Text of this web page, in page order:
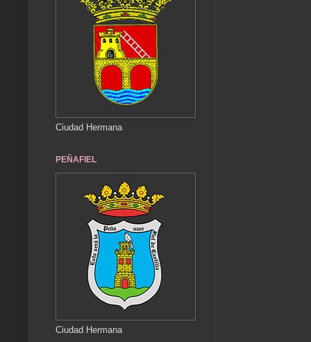
Ciudad Hermana
PEÑAFIEL
Ciudad Hermana